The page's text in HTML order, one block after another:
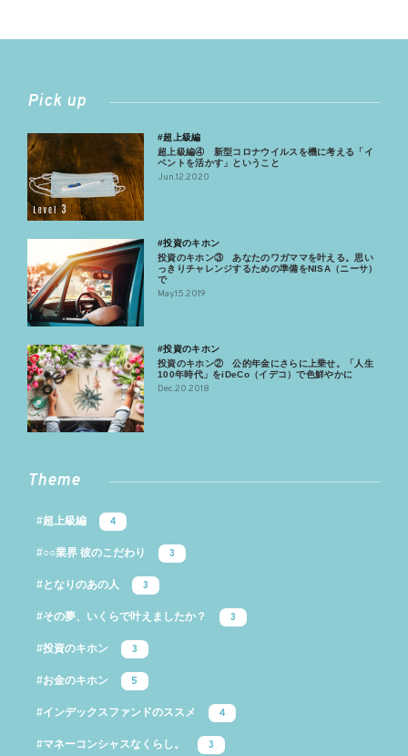
Pick up
#超上級編
超上級編④ 新型コロナウイルスを機に考える「イ
ベントを活かす」ということ
Jun.12.2020
#投資のキホン
投資のキホン③ あなたのワガママを叶える。思い
っきりチャレンジするための準備をNISA（ニーサ）
で
May.15.2019
#投資のキホン
投資のキホン② 公的年金にさらに上乗せ。「人生
100年時代」をiDeCo（イデコ）で色鮮やかに
Dec.20.2018
Theme
#超上級編 4
#○○業界 彼のこだわり 3
#となりのあの人 3
#その夢、いくらで叶えましたか？ 3
#投資のキホン 3
#お金のキホン 5
#インデックスファンドのススメ 4
#マネーコンシャスなくらし。 3